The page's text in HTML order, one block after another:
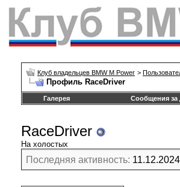
Клуб владельцев BMW M Power >
Профиль RaceDriver
Галерея Сообщения за
RaceDriver
На холостых
Последняя активность: 11.12.2024